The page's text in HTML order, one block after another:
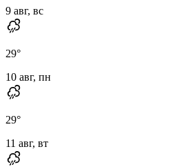
9 авг, вс
29°
10 авг, пн
29°
11 авг, вт